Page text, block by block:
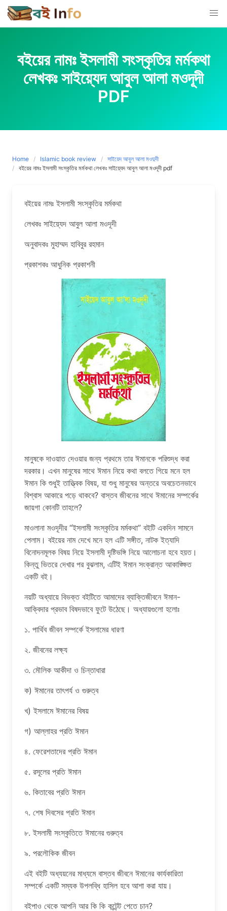
Skip
to
content
বইয়ের নামঃ ইসলামী সংস্কৃতির মর্মকথা
লেখকঃ সাইয়্যেদ আবুল আলা মওদূদী
PDF
Home Islamic book review
সাইয়েদ আবুল আলা মওদুদী
বইয়ের নামঃ ইসলামী সংস্কৃতির মর্মকথা লেখকঃ সাইয়্যেদ আবুল আলা মওদূদী pdf
বইয়ের নামঃ ইসলামী সংস্কৃতির মর্মকথা
লেখকঃ সাইয়্যেদ আবুল আলা মওদূদী
অনুবাদকঃ মুহাম্মদ হাবিবুর রহমান
প্রকাশকঃ আধুনিক প্রকাশনী
মানুষকে দাওয়াত দেওয়ার জন্য প্রথমে তার ঈমানকে পরিশুদ্ধ করা
দরকার। এখন মানুষের সাথে ঈমান নিয়ে কথা বলতে গিয়ে মনে হল
ঈমান কি শুধুই তাত্ত্বিক বিষয়, যা শুধু মানুষের অন্তরে অবচেতনভাবে
বিশ্বাস আকারে পড়ে থাকবে? বাস্তব জীবনের সাথে ঈমানের সম্পর্কের
জায়গা কোনটি তাহলে?
মাওলানা মওদূদীর “ইসলামী সংস্কৃতির মর্মকথা” বইটি একদিন সামনে
পেলাম। বইয়ের নাম দেখে মনে হল এটি সঙ্গীত, নাটক ইত্যাদি
বিনোদনমূলক বিষয় নিয়ে ইসলামী দৃষ্টিভঙ্গি নিয়ে আলোচনা হবে হয়ত।
কিন্তু ভিতরে দেখার পর বুঝলাম, এটিই ঈমান সংক্রান্ত আকাঙ্ক্ষিত
একটি বই।
নয়টি অধ্যায়ে বিভক্ত বইটিতে আমাদের ব্যাক্তিজীবনে ঈমান-
আক্বিদার প্রভাব বিষদভাবে ফুটে উঠেছে। অধ্যায়গুলো হলোঃ
১. পার্থিব জীবন সম্পর্কে ইসলামের ধারণা
২. জীবনের লক্ষ্য
৩. মৌলিক আকীদা ও চিন্তাধারা
ক) ঈমানের তাৎপর্য ও গুরুত্ব
খ) ইসলামে ঈমানের বিষয়
গ) আল্লাহর প্রতি ঈমান
৪. ফেরেশতাদের প্রতি ঈমান
৫. রসূলের প্রতি ঈমান
৬. কিতাবের প্রতি ঈমান
৭. শেষ দিবসের প্রতি ঈমান
৮. ইসলামী সংস্কৃতিতে ঈমানের গুরুত্ব
৯. পরলৌকিক জীবন
এই বইটি অধ্যয়নের মাধ্যমে বাস্তব জীবনে ঈমানের কার্যকারিতা
সম্পর্কে একটি সম্যক উপলব্ধি হাসিল হবে আশা করা যায়।
বইপাও থেকে আপনি আর কি কি কন্টেন্ট পেতে চান?